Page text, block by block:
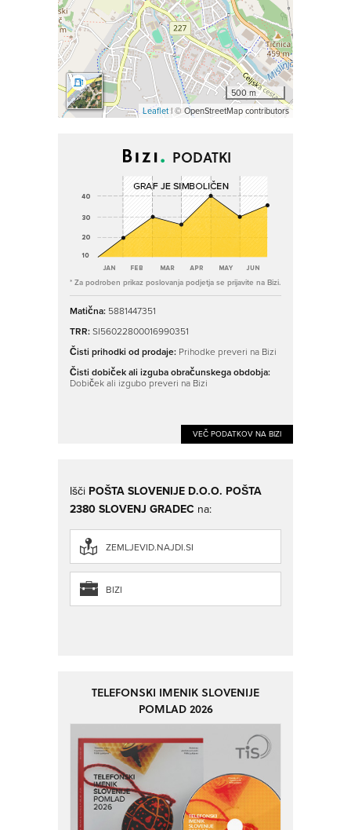
500 m
Leaflet| © OpenStreetMap contributors
PODATKI
* Za podroben prikaz poslovanja podjetja se prijavite na Bizi.
Matična: 5881447351
TRR:SI56022800016990351
Čisti prihodki od prodaje: Prihodke preveri na Bizi
Čisti dobiček ali izguba obračunskega obdobja:
Dobiček ali izgubo preveri na Bizi
VEČ PODATKOV NA BIZI
Išči POŠTA SLOVENIJE D.O.O. POŠTA
2380 SLOVENJ GRADEC na:
ZEMLJEVID.NAJDI.SI
BIZI
TELEFONSKI IMENIK SLOVENIJE
POMLAD 2026